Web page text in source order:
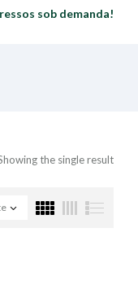
sob demanda!
the single result